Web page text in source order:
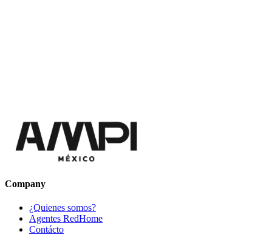
Company
¿Quienes somos?
Agentes RedHome
Contácto